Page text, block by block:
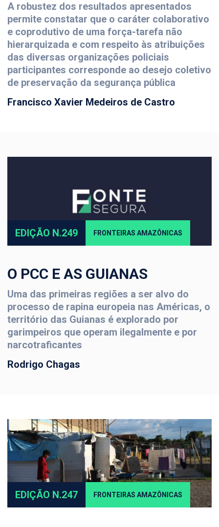
A robustez dos resultados apresentados
permite constatar que o caráter colaborativo
e coprodutivo de uma força-tarefa não
hierarquizada e com respeito às atribuições
das diversas organizações policiais
participantes corresponde ao desejo coletivo
de preservação da segurança pública
Francisco Xavier Medeiros de Castro
EDIÇÃO N.249 FRONTEIRAS AMAZÔNICAS
O PCC E AS GUIANAS
Uma das primeiras regiões a ser alvo do
processo de rapina europeia nas Américas, o
território das Guianas é explorado por
garimpeiros que operam ilegalmente e por
narcotraficantes
Rodrigo Chagas
EDIÇÃO N.247 FRONTEIRAS AMAZÔNICAS